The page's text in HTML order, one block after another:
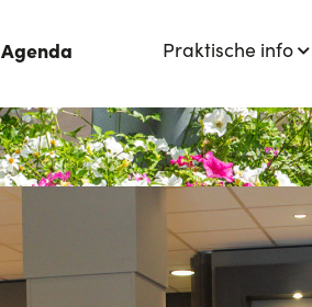
Agenda Praktische info